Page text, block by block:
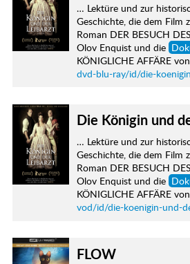
… Lektüre und zur
Geschichte, die dem Film
Roman DER BESUCH
Olov Enquist und die
KÖNIGLICHE AFFÄRE
dvd-blu-ray/id/die-
Die Königin und
… Lektüre und zur
Geschichte, die dem Film
Roman DER BESUCH
Olov Enquist und die
KÖNIGLICHE AFFÄRE
vod/id/die-koenigin-und-
FLOW